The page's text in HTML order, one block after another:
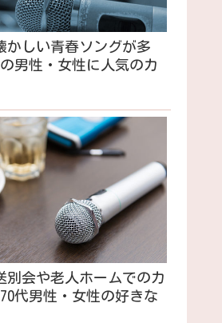
かしい青春ソングが多
男性・女性に人気のカ
別会や老人ホームでのカ
代男性・女性の好きな